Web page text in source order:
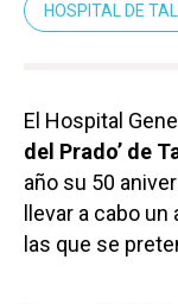
HOSPITAL DE
El Hospital
del Prado’ de
año su 50
llevar a cabo
las que se